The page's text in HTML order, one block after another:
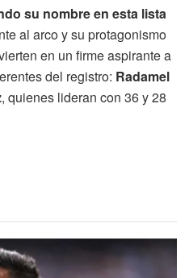
su nombre en esta lista
al arco y su protagonismo
en un firme aspirante a
del registro: Radamel
, quienes lideran con 36 y 28